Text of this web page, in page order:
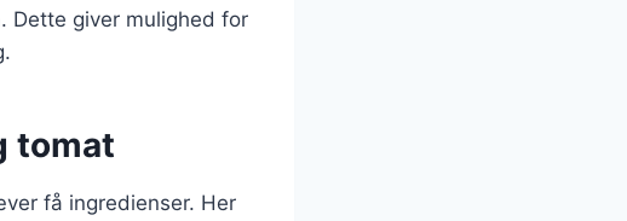
Dette giver mulighed for
tomat
få ingredienser. Her